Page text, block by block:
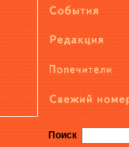
Поиск